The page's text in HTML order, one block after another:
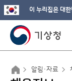
이 누리집은 대
알림·자료